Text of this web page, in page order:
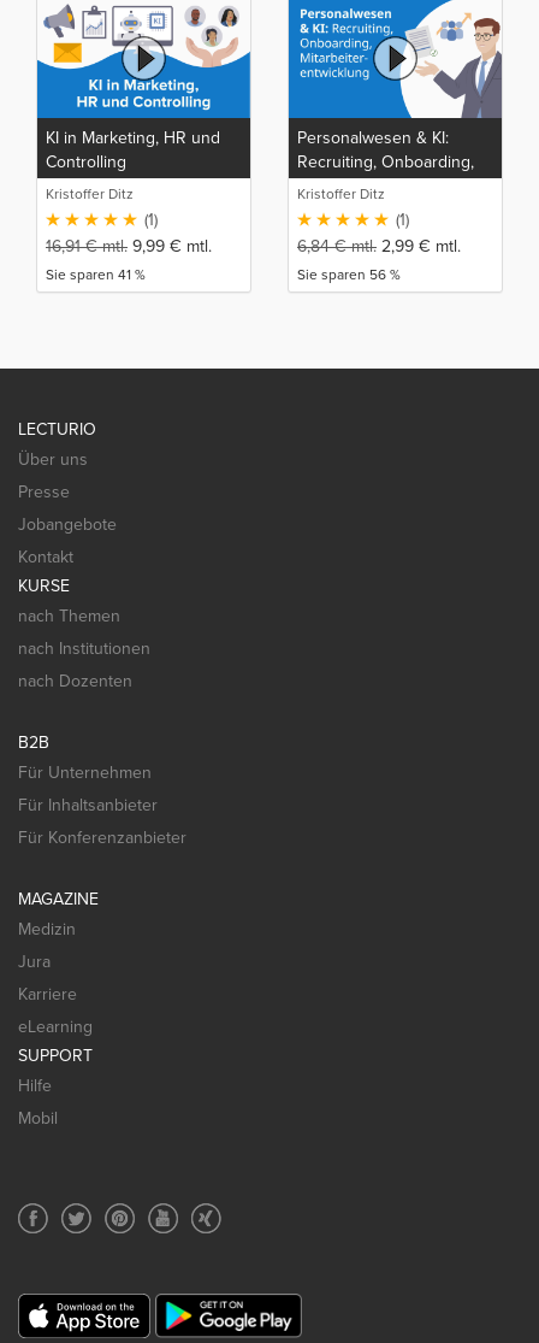
KI in Marketing, HR und
Controlling
Kristoffer Ditz
(1)
16,91€mtl. 9,99 € mtl.
Sie sparen 41 %
Personalwesen & KI:
Recruiting, Onboarding,
Mitarbeiterentwicklung
Kristoffer Ditz
(1)
6,84€mtl. 2,99 € mtl.
Sie sparen 56 %
LECTURIO
Über uns
Presse
Jobangebote
Kontakt
KURSE
nach Themen
nach Institutionen
nach Dozenten
B2B
Für Unternehmen
Für Inhaltsanbieter
Für Konferenzanbieter
MAGAZINE
Medizin
Jura
Karriere
eLearning
SUPPORT
Hilfe
Mobil